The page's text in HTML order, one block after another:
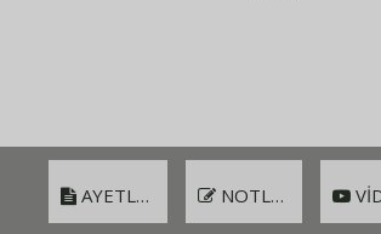
AYETLER NOTLAR